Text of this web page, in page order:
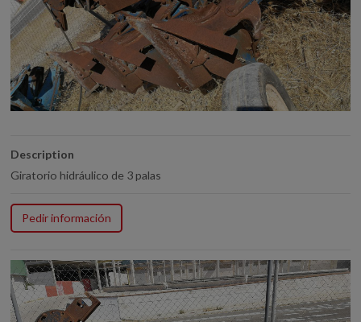
Description
Giratorio hidráulico de 3 palas
Pedir información